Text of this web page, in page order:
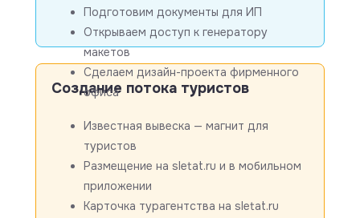
Создание потока туристов
Подготовим документы для ИП
Открываем доступ к генератору
макетов
Сделаем дизайн-проекта фирменного
офиса
Известная вывеска — магнит для
туристов
Размещение на sletat.ru и в мобильном
приложении
Карточка турагентства на sletat.ru